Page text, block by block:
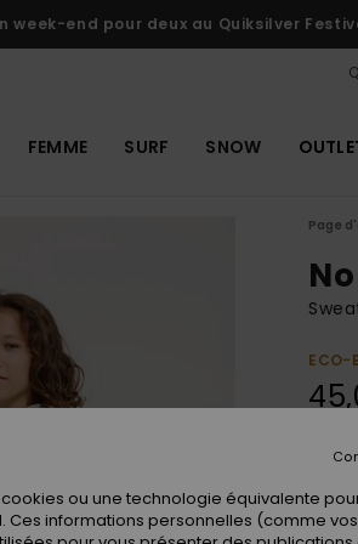
week-end pour deux au Quiksilver
FEMME SURF SNOW
Page
ECO-
ou une technologie équivalente
informations personnelles (comme